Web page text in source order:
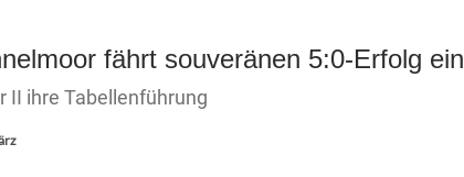
fährt souveränen 5:0-Erfolg ein
II ihre Tabellenführung